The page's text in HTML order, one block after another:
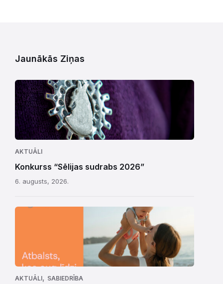
Jaunākās Ziņas
AKTUĀLI
Konkurss “Sēlijas sudrabs 2026”
6. augusts, 2026.
AKTUĀLI, SABIEDRĪBA